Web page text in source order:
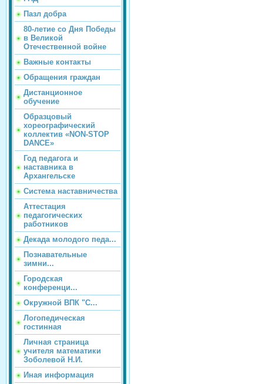
Пазл добра
80-летие со Дня Победы
в Великой
Отечественной войне
Важные контакты
Обращения граждан
Дистанционное
обучение
Образцовый
хореографический
коллектив «NON-STOP
DANCE»
Год педагога и
наставника в
Архангельске
Система наставничества
Аттестация
педагогических
работников
Декада молодого педа...
Познавательные
зимни...
Городская
конференци...
Окружной ВПК "С...
Логопедическая
гостинная
Личная страница
учителя математики
Зоболевой Н.И.
Иная информация